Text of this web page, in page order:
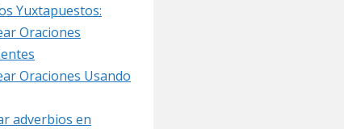
Yuxtapuestos:
Oraciones
Oraciones Usando
adverbios en